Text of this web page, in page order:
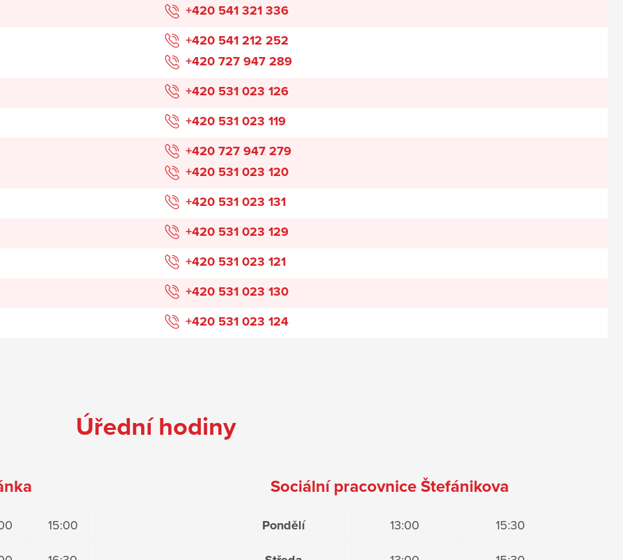
+420 541 321 336
+420 541 212 252
+420 727 947 289
+420 531 023 126
+420 531 023 119
+420 727 947 279
+420 531 023 120
+420 531 023 131
+420 531 023 129
+420 531 023 121
+420 531 023 130
+420 531 023 124
Úřední hodiny
15:00
Sociální pracovnice Štefánikova
Pondělí 13:00 15:30